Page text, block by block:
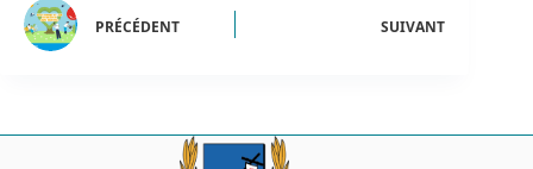
PRÉCÉDENT SUIVANT